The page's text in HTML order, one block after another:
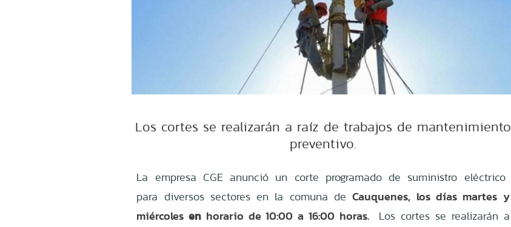
Los cortes se realizarán a raíz de trabajos de mantenimiento
preventivo.
La empresa CGE anunció un corte programado de suministro eléctrico
para diversos sectores en la comuna deCauquenes, los días martes y
miércolesen horario de 10:00 a 16:00 horas.
Los cortes se realizarán a